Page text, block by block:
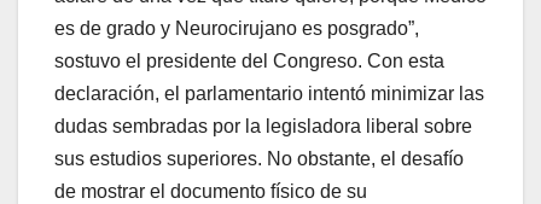
es de grado y Neurocirujano es posgrado”,
sostuvo el presidente del Congreso. Con esta
declaración, el parlamentario intentó minimizar las
dudas sembradas por la legisladora liberal sobre
sus estudios superiores. No obstante, el desafío
de mostrar el documento físico de su